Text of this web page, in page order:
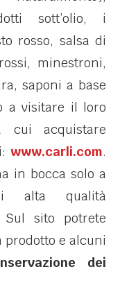
sott’olio, i
rosso, salsa di
minestroni,
saponi a base
a visitare il loro
acquistare
www.carli.com.
in bocca solo a
alta qualità
sito potrete
prodotto e alcuni
dei